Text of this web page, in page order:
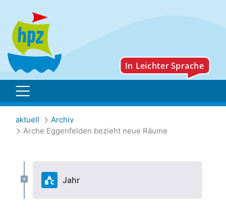
Arche Eggenfelden
aktuell
Archiv
Arche Eggenfelden bezieht neue Räume
Jahr